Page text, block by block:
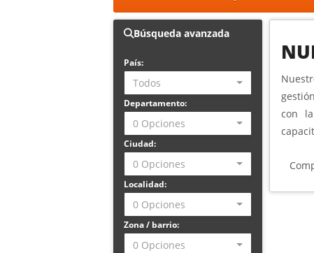
Búsqueda avanzada
País:
Todos
Departamento:
0 Opciones
Ciudad:
0 Opciones
Localidad:
0 Opciones
Zona / barrio:
0 Opciones
con